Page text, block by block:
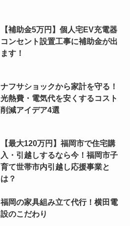
【補助金5万円】個人宅EV充電器
コンセント設置工事に補助金が出
ます！
ナフサショックから家計を守る！
光熱費・電気代を安くするコスト
削減アイデア4選
【最大120万円】福岡市で住宅購
入・引越しするなら今！福岡市子
育て世帯市内引越し応援事業と
は？
福岡の家具組み立て代行！横田電
設のこだわり